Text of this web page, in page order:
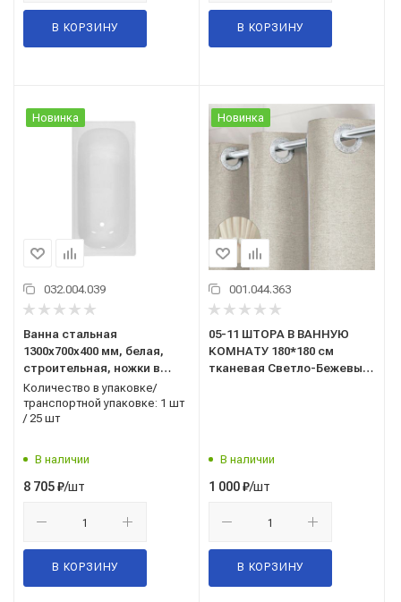
В КОРЗИНУ В КОРЗИНУ
Новинка
032.004.039
Ванна стальная
1300x700x400 мм, белая,
строительная, ножки в
комплекте, г. Екатеринбург
Количество в упаковке/
транспортной упаковке: 1 шт
/ 25 шт
В наличии
8 705₽/шт
В КОРЗИНУ
Новинка
001.044.363
05-11 ШТОРА В ВАННУЮ
КОМНАТУ 180*180 см
тканевая Светло-Бежевый
В наличии
1 000₽/шт
В КОРЗИНУ